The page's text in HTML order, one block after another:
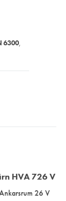
6300,
26 V